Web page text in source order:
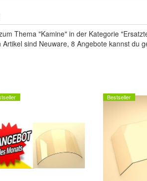
Thema "Kamine" in der Kategorie
sind Neuware, 8 Angebote kannst du
Bestseller